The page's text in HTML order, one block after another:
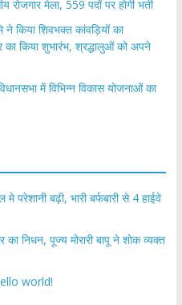
मेला, 559 पदों पर होगी भर्ती
ने किया शिवभक्त कांवड़ियों का
का किया शुभारंभ, श्रद्धालुओं को अपने
में विभिन्न विकास योजनाओं का
परेशानी बढ़ी, भारी बर्फबारी से 4 हाईवे
निधन, पूज्य मोरारी बापू ने शोक व्यक्त
world!